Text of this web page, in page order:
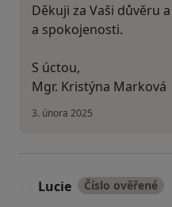
Děkuji za Vaši důvěru
a spokojenosti.
S úctou,
Mgr. Kristýna Marková
3. února 2025
Lucie Číslo ověřené